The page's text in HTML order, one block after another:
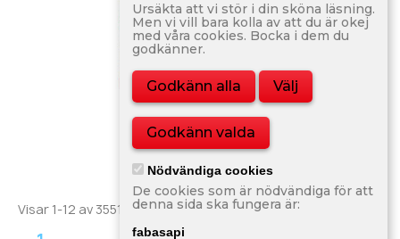
80,00 kr
Visar 1-12 av 3551 objekt
Ursäkta att vi stör i din sköna läsning.
Men vi vill bara kolla av att du är okej
med våra cookies. Bocka i dem du
godkänner.
Godkänn alla Välj
Godkänn valda
Nödvändiga cookies
De cookies som är nödvändiga för att
denna sida ska fungera är:
fabasapi